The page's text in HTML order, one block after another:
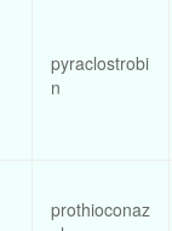
pyraclostrobi
n
prothioconaz